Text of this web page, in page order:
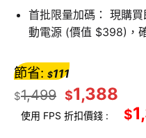
首批限量加碼： 現購
動電源 (價值 $398)，
$1,499 $1,388
節省: $111
使用 FPS 折扣價錢 : $